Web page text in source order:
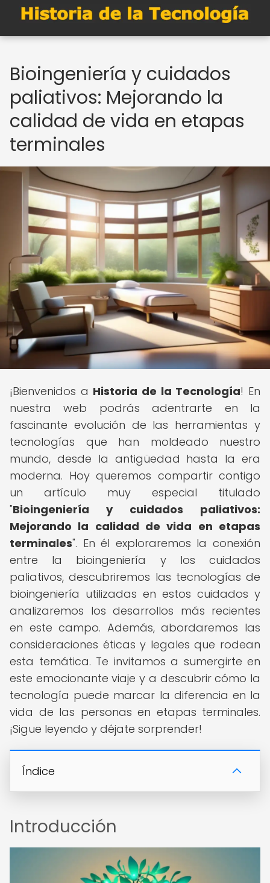
Bioingeniería y cuidados
paliativos: Mejorando la
calidad de vida en etapas
terminales
¡Bienvenidos a Historia de la Tecnología! En
nuestra web podrás adentrarte en la
fascinante evolución de las herramientas y
tecnologías que han moldeado nuestro
mundo, desde la antigüedad hasta la era
moderna. Hoy queremos compartir contigo
un artículo muy especial titulado
"Bioingeniería y cuidados paliativos:
Mejorando la calidad de vida en etapas
terminales". En él exploraremos la conexión
entre la bioingeniería y los cuidados
paliativos, descubriremos las tecnologías de
bioingeniería utilizadas en estos cuidados y
analizaremos los desarrollos más recientes
en este campo. Además, abordaremos las
consideraciones éticas y legales que rodean
esta temática. Te invitamos a sumergirte en
este emocionante viaje y a descubrir cómo la
tecnología puede marcar la diferencia en la
vida de las personas en etapas terminales.
¡Sigue leyendo y déjate sorprender!
Índice
Introducción